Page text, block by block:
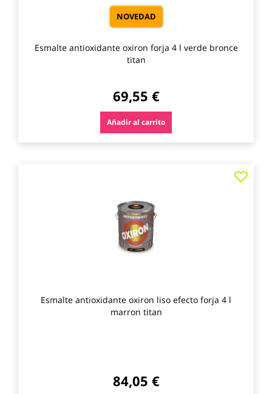
NOVEDAD
Esmalte antioxidante oxiron forja 4 l verde bronce
titan
69,55 €
Añadir al carrito
Esmalte antioxidante oxiron liso efecto forja 4 l
marron titan
84,05 €